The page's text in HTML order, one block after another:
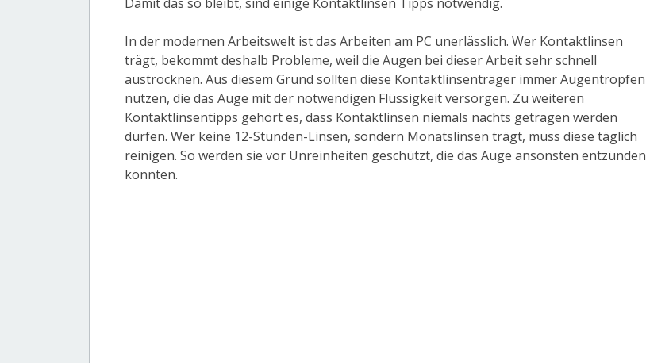
In der modernen Arbeitswelt ist das Arbeiten am PC unerlässlich. Wer Kontaktlinsen
trägt, bekommt deshalb Probleme, weil die Augen bei dieser Arbeit sehr schnell
austrocknen. Aus diesem Grund sollten diese Kontaktlinsenträger immer Augentropfen
nutzen, die das Auge mit der notwendigen Flüssigkeit versorgen. Zu weiteren
Kontaktlinsentipps gehört es, dass Kontaktlinsen niemals nachts getragen werden
dürfen. Wer keine 12-Stunden-Linsen, sondern Monatslinsen trägt, muss diese täglich
reinigen. So werden sie vor Unreinheiten geschützt, die das Auge ansonsten entzünden
könnten.